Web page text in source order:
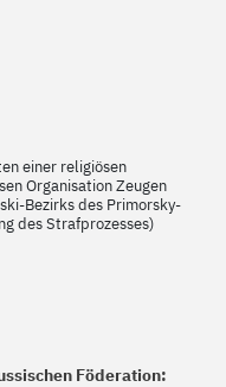
einer religiösen
Organisation Zeugen
Bezirks des Primorsky-
des Strafprozesses)
Föderation: